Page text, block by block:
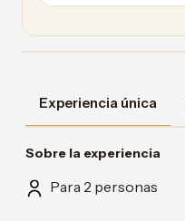
Experiencia única
Sobre la experiencia
Para 2 personas